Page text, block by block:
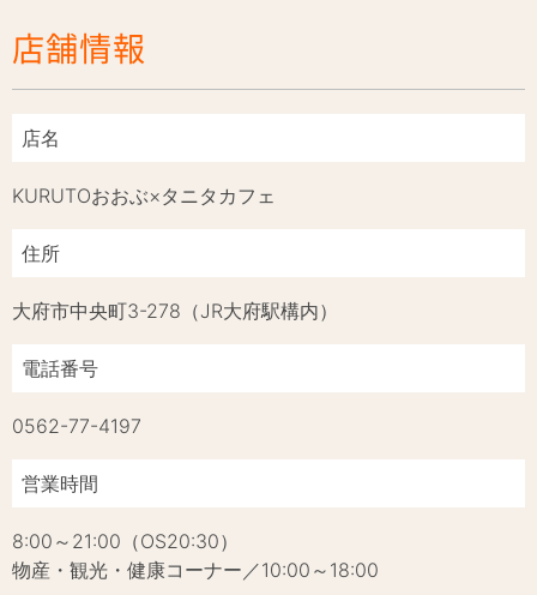
店舗情報
店名
KURUTOおおぶ×タニタカフェ
住所
大府市中央町3-278（JR大府駅構内）
電話番号
0562-77-4197
営業時間
8:00～21:00（OS20:30）
物産・観光・健康コーナー／10:00～18:00